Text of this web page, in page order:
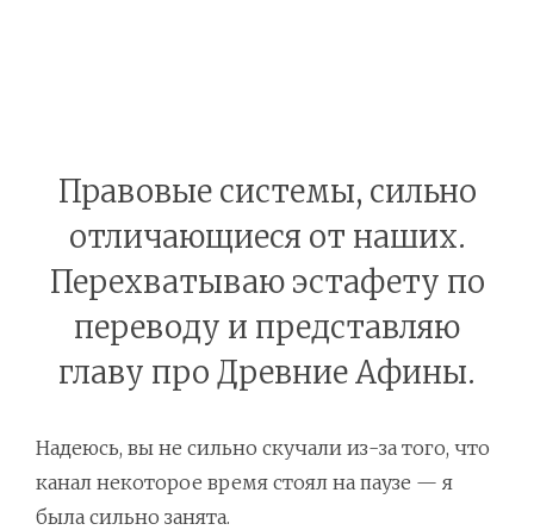
Правовые системы, сильно
отличающиеся от наших.
Перехватываю эстафету по
переводу и представляю
главу про Древние Афины.
Надеюсь, вы не сильно скучали из-за того, что
канал некоторое время стоял на паузе — я
была сильно занята.